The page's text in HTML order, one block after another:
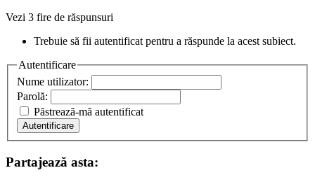
Vezi 3 fire de răspunsuri
Trebuie să fii autentificat pentru a răspunde la acest subiect.
Autentificare
Nume utilizator:
Parolă:
Păstrează-mă autentificat
Autentificare
Partajează asta: